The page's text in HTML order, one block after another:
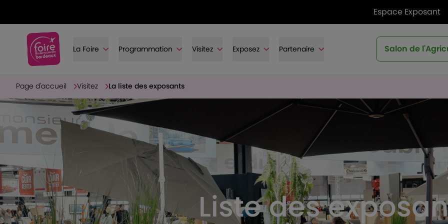
Espace Exposant
La Foire Programmation Visitez Exposez Partenaire Salon de
Page d'accueil Visitez La liste des exposants
Liste des